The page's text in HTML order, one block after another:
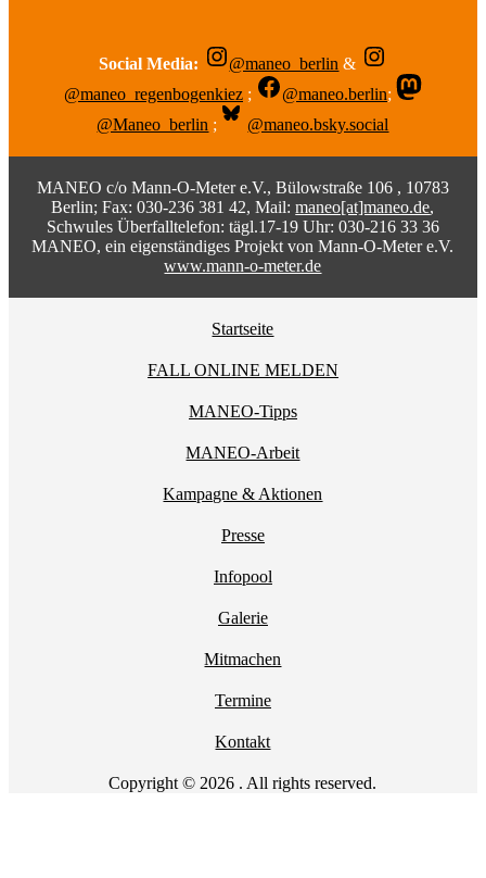
Social Media: @maneo_berlin &
@maneo_regenbogenkiez ; @maneo.berlin;
@Maneo_berlin ; @maneo.bsky.social
MANEO c/o Mann-O-Meter e.V., Bülowstraße 106 , 10783
Berlin; Fax: 030-236 381 42, Mail:maneo[at]maneo.de,
Schwules Überfalltelefon: tägl.17-19 Uhr: 030-216 33 36
MANEO, ein eigenständiges Projekt von Mann-O-Meter e.V.
www.mann-o-meter.de
Startseite
FALL ONLINE MELDEN
MANEO-Tipps
MANEO-Arbeit
Kampagne & Aktionen
Presse
Infopool
Galerie
Mitmachen
Termine
Kontakt
Copyright © 2026 . All rights reserved.